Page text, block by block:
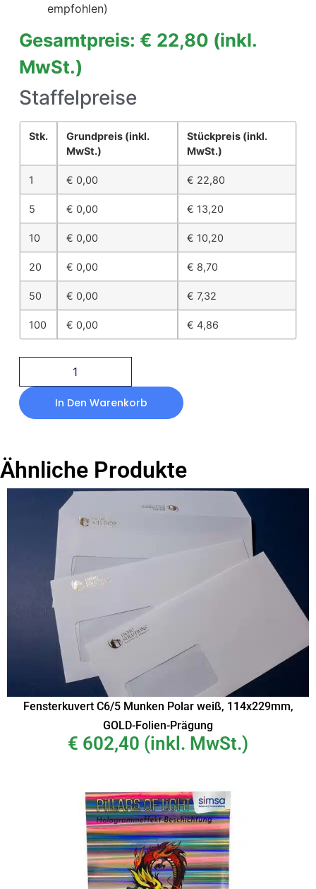
empfohlen)
Gesamtpreis: € 22,80 (inkl.
MwSt.)
Staffelpreise
Stk. Grundpreis (inkl.
MwSt.)
Stückpreis (inkl.
MwSt.)
1 € 0,00 € 22,80
5 € 0,00 € 13,20
10 € 0,00 € 10,20
20 € 0,00 € 8,70
50 € 0,00 € 7,32
100 € 0,00 € 4,86
In Den Warenkorb
Ähnliche Produkte
Fensterkuvert C6/5 Munken Polar weiß, 114x229mm,
GOLD-Folien-Prägung
€ 602,40 (inkl. MwSt.)